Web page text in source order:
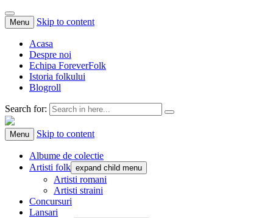
Menu Skip to content
Acasa
Despre noi
Echipa ForeverFolk
Istoria folkului
Blogroll
Search for:
ForeverFolk
Muzica sufletului tau
Menu Skip to content
Albume de colectie
Artisti folk expand child menu
Artisti romani
Artisti straini
Concursuri
Lansari